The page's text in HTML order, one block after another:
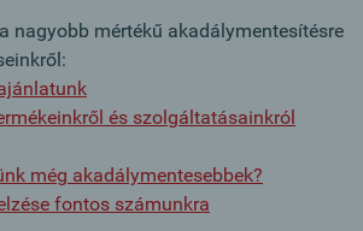
nagyobb mértékű akadálymentesítésre
és szolgáltatásainkról
még akadálymentesebbek?
fontos számunkra